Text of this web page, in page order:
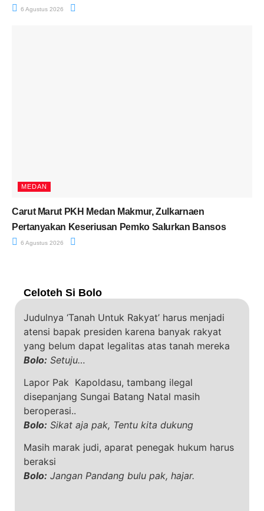
6 Agustus 2026
MEDAN
Carut Marut PKH Medan Makmur, Zulkarnaen
Pertanyakan Keseriusan Pemko Salurkan Bansos
6 Agustus 2026
Celoteh Si Bolo
Judulnya ‘Tanah Untuk Rakyat’ harus menjadi
atensi bapak presiden karena banyak rakyat
yang belum dapat legalitas atas tanah mereka
Bolo: Setuju…
Lapor Pak Kapoldasu, tambang ilegal
disepanjang Sungai Batang Natal masih
beroperasi..
Bolo: Sikat aja pak, Tentu kita dukung
Masih marak judi, aparat penegak hukum harus
beraksi
Bolo: Jangan Pandang bulu pak, hajar.